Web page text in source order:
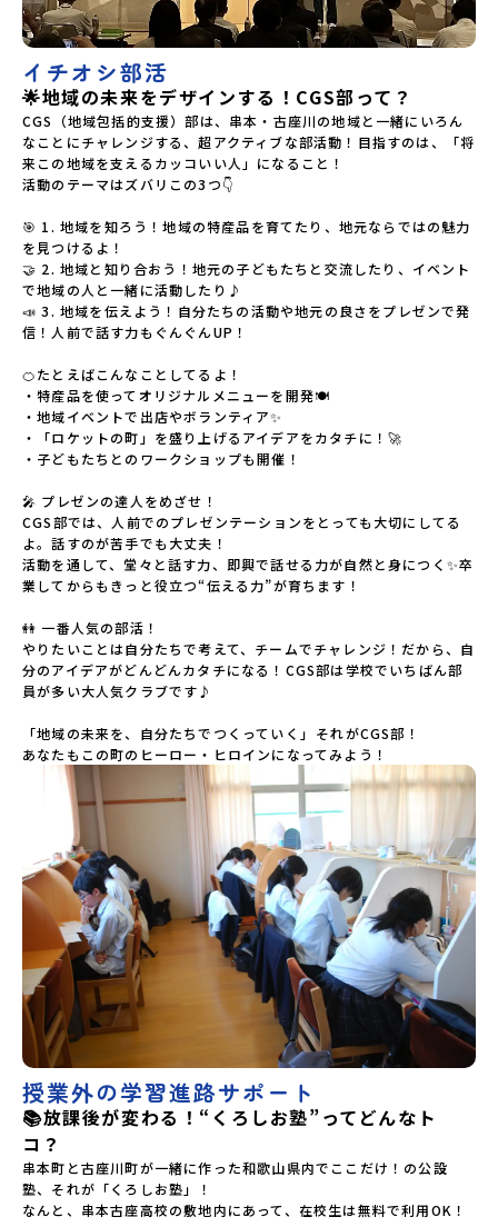
イチオシ部活
🌟地域の未来をデザインする！CGS部って？
CGS（地域包括的支援）部は、串本・古座川の地域と一緒にいろん
なことにチャレンジする、超アクティブな部活動！目指すのは、「将
来この地域を支えるカッコいい人」になること！
活動のテーマはズバリこの3つ👇
🎯 1. 地域を知ろう！地域の特産品を育てたり、地元ならではの魅力
を見つけるよ！
🤝 2. 地域と知り合おう！地元の子どもたちと交流したり、イベント
で地域の人と一緒に活動したり♪
📣 3. 地域を伝えよう！自分たちの活動や地元の良さをプレゼンで発
信！人前で話す力もぐんぐんUP！
🍊たとえばこんなことしてるよ！
・特産品を使ってオリジナルメニューを開発🍽️
・地域イベントで出店やボランティア✨
・「ロケットの町」を盛り上げるアイデアをカタチに！🚀
・子どもたちとのワークショップも開催！
🎤 プレゼンの達人をめざせ！
CGS部では、人前でのプレゼンテーションをとっても大切にしてる
よ。話すのが苦手でも大丈夫！
活動を通して、堂々と話す力、即興で話せる力が自然と身につく✨卒
業してからもきっと役立つ“伝える力”が育ちます！
👭 一番人気の部活！
やりたいことは自分たちで考えて、チームでチャレンジ！だから、自
分のアイデアがどんどんカタチになる！CGS部は学校でいちばん部
員が多い大人気クラブです♪
「地域の未来を、自分たちでつくっていく」――それがCGS部！
あなたもこの町のヒーロー・ヒロインになってみよう！
授業外の学習進路サポート
📚放課後が変わる！“くろしお塾”ってどんなト
コ？
串本町と古座川町が一緒に作った和歌山県内でここだけ！の公設
塾、それが「くろしお塾」！
なんと、串本古座高校の敷地内にあって、在校生は無料で利用OK！